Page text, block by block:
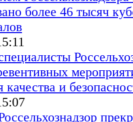
более 46 тысяч
качества и